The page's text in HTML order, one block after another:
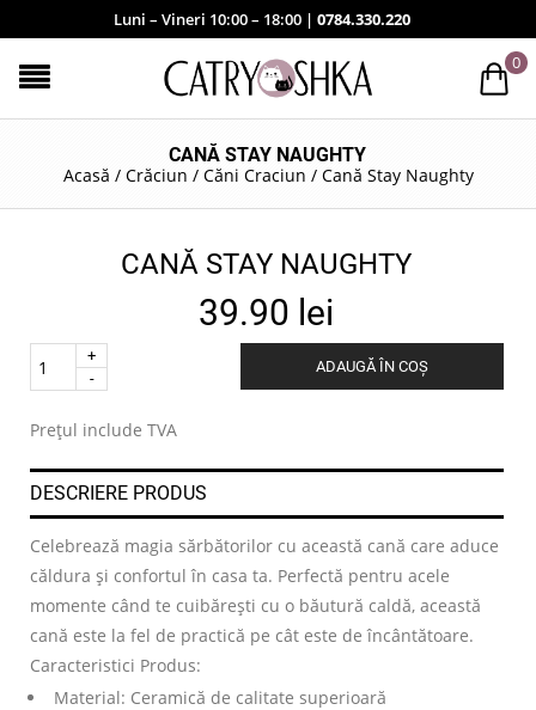
Luni – Vineri 10:00 – 18:00 | 0784.330.220
0
CANĂ STAY NAUGHTY
Acasă / Crăciun / Căni Craciun / Cană Stay Naughty
CANĂ STAY NAUGHTY
39.90 lei
Quantity
ADAUGĂ ÎN COȘ
Prețul include TVA
DESCRIERE PRODUS
Celebrează magia sărbătorilor cu această cană care aduce
căldura și confortul în casa ta. Perfectă pentru acele
momente când te cuibărești cu o băutură caldă, această
cană este la fel de practică pe cât este de încântătoare.
Caracteristici Produs:
Material: Ceramică de calitate superioară